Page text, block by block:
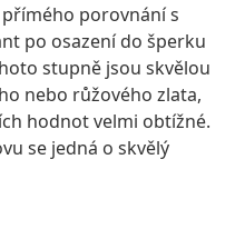
přímého porovnání s
po osazení do šperku
stupně jsou skvělou
nebo růžového zlata,
hodnot velmi obtížné.
se jedná o skvělý